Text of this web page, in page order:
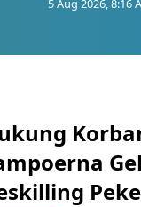
5 Aug 2026, 8:16